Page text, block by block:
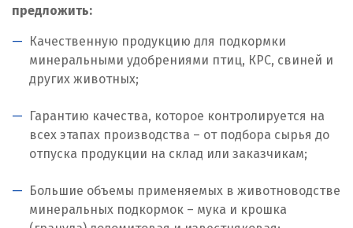
Новокузнецк
Новороссийск
Новосибирск
Новоуральск
Новоуткинск
Ногинск
предложить:
Качественную продукцию для подкормки
минеральными удобрениями птиц, КРС, свиней и
других животных;
Гарантию качества, которое контролируется на
всех этапах производства – от подбора сырья до
отпуска продукции на склад или заказчикам;
Большие объемы применяемых в животноводстве
минеральных подкормок – мука и крошка